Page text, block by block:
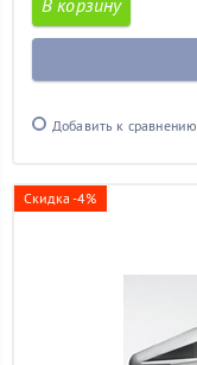
В корзину
Добавить к сравнению
Скидка -4%